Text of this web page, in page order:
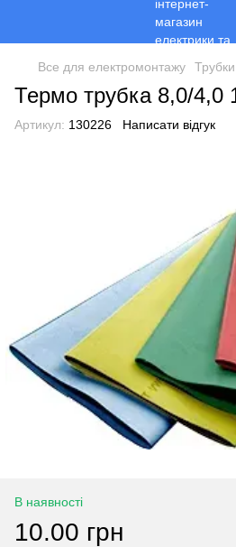
Все для електромонтажу
Термо трубка 8,0/4,0
Артикул: 130226 Написати відгук
В наявності
10.00 грн